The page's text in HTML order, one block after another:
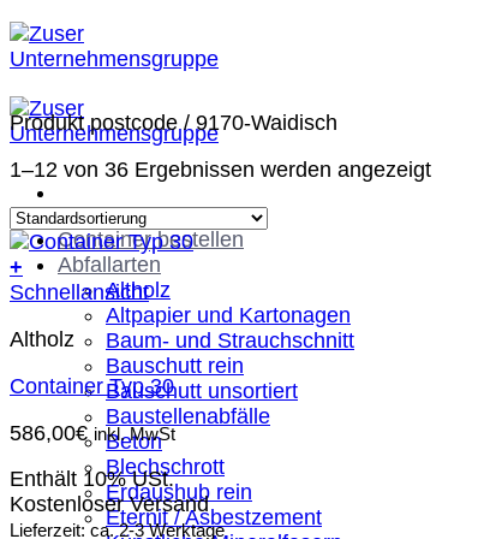
Zum
Inhalt
springen
Container bestellen
Abfallarten
Altholz
Altpapier und Kartonagen
Baum- und Strauchschnitt
Bauschutt rein
Bauschutt unsortiert
Baustellenabfälle
Beton
Blechschrott
Erdaushub rein
Eternit / Asbestzement
Produkt postcode/9170-Waidisch
1–12 von 36 Ergebnissen werden angezeigt
+
Schnellansicht
Altholz
Container Typ 30
586,00€ inkl. MwSt
Enthält 10% USt.
Kostenloser Versand
Lieferzeit: ca. 2-3 Werktage